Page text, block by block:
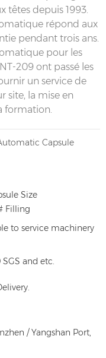
têtes depuis 1993.
répond aux
pendant trois ans.
pour les
209 ont passé les
un service de
site, la mise en
formation.
Capsule
Size
Filling
to service machinery
SGS and etc.
/ Yangshan Port,